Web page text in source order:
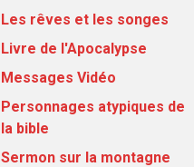
Les rêves et les songes
Livre de l'Apocalypse
Messages Vidéo
Personnages atypiques de
la bible
Sermon sur la montagne